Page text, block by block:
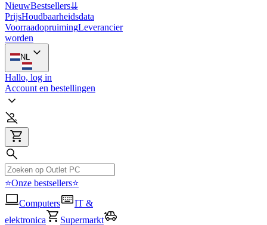
NieuwBestsellers⇊
PrijsHoudbaarheidsdata
VoorraadopruimingLeverancier
worden
NL
Hallo, log in
Account en bestellingen
⭐Onze bestsellers⭐
Computers
IT &
elektronica
Supermarkt